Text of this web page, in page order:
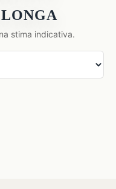
stima indicativa.